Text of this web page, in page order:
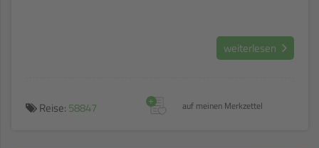
weiterlesen
Reise: 58847 auf meinen Merkzettel
+